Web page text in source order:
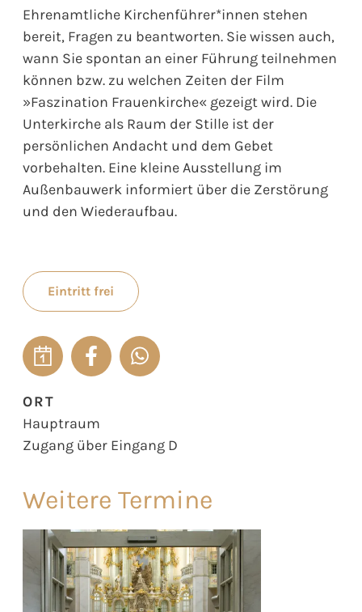
Ehrenamtliche Kirchenführer*innen stehen
bereit, Fragen zu beantworten. Sie wissen auch,
wann Sie spontan an einer Führung teilnehmen
können bzw. zu welchen Zeiten der Film
»Faszination Frauenkirche« gezeigt wird. Die
Unterkirche als Raum der Stille ist der
persönlichen Andacht und dem Gebet
vorbehalten. Eine kleine Ausstellung im
Außenbauwerk informiert über die Zerstörung
und den Wiederaufbau.
Eintritt frei
ORT
Hauptraum
Zugang über Eingang D
Weitere Termine